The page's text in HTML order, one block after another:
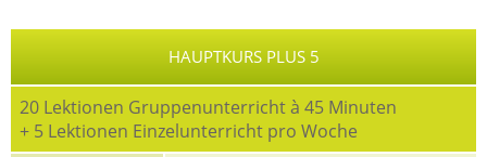
HAUPTKURS PLUS 5
20 Lektionen Gruppenunterricht à 45 Minuten
+ 5 Lektionen Einzelunterricht pro Woche